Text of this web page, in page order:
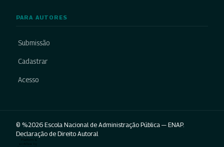
PARA AUTORES
Submissão
Cadastrar
Acesso
© %2026 Escola Nacional de Administração Pública — ENAP.
Declaração de Direito Autoral